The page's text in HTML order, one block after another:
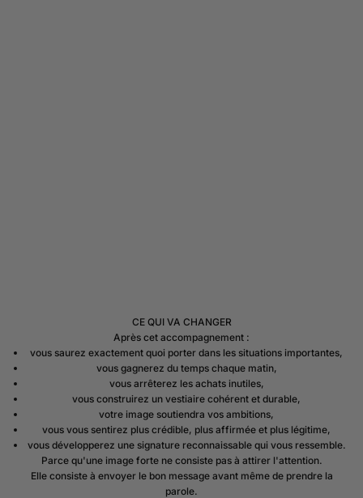
CE QUI VA CHANGER
Après cet accompagnement :
vous saurez exactement quoi porter dans les situations importantes,
vous gagnerez du temps chaque matin,
vous arrêterez les achats inutiles,
vous construirez un vestiaire cohérent et durable,
votre image soutiendra vos ambitions,
vous vous sentirez plus crédible, plus affirmée et plus légitime,
vous développerez une signature reconnaissable qui vous ressemble.
Parce qu'une image forte ne consiste pas à attirer l'attention.
Elle consiste à envoyer le bon message avant même de prendre la
parole.
PRÊTE À CONSTRUIRE UNE IMAGE À LA HAUTEUR DE VOS